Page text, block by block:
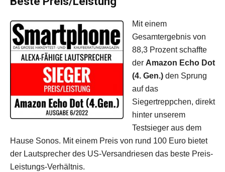
Mit einem
Gesamtergebnis von
88,3 Prozent schaffte
der Amazon Echo Dot
(4. Gen.) den Sprung
auf das
Siegertreppchen, direkt
hinter unserem
Testsieger aus dem
Hause Sonos. Mit einem Preis von rund 100 Euro bietet
der Lautsprecher des US-Versandriesen das beste Preis-
Leistungs-Verhältnis.